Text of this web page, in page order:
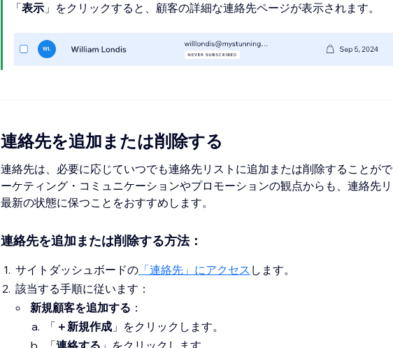
「表示 」をクリックすると、顧客の詳細な連絡先ページが表示されます。
連絡先を追加または削除する
連絡先は、必要に応じていつでも連絡先リストに追加または削除することが
ーケティング・コミュニケーションやプロモーションの観点からも、連絡先
最新の状態に保つことをおすすめします。
連絡先を追加または削除する方法：
サイトダッシュボードの 「連絡先」にアクセス します。
該当する手順に従います：
新規顧客を追加する ：
「 ＋新規作成 」をクリックします。
「連絡する 」をクリックします。